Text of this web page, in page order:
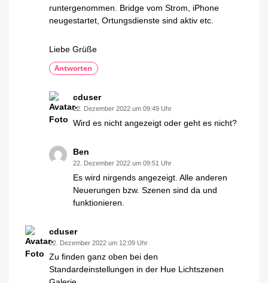
runtergenommen. Bridge vom Strom, iPhone
neugestartet, Ortungsdienste sind aktiv etc.
Liebe Grüße
Antworten
cduser
22. Dezember 2022 um 09:49 Uhr
Wird es nicht angezeigt oder geht es nicht?
Ben
22. Dezember 2022 um 09:51 Uhr
Es wird nirgends angezeigt. Alle anderen
Neuerungen bzw. Szenen sind da und
funktionieren.
cduser
22. Dezember 2022 um 12:09 Uhr
Zu finden ganz oben bei den
Standardeinstellungen in der Hue Lichtszenen